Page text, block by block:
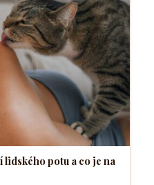
potu a co je na